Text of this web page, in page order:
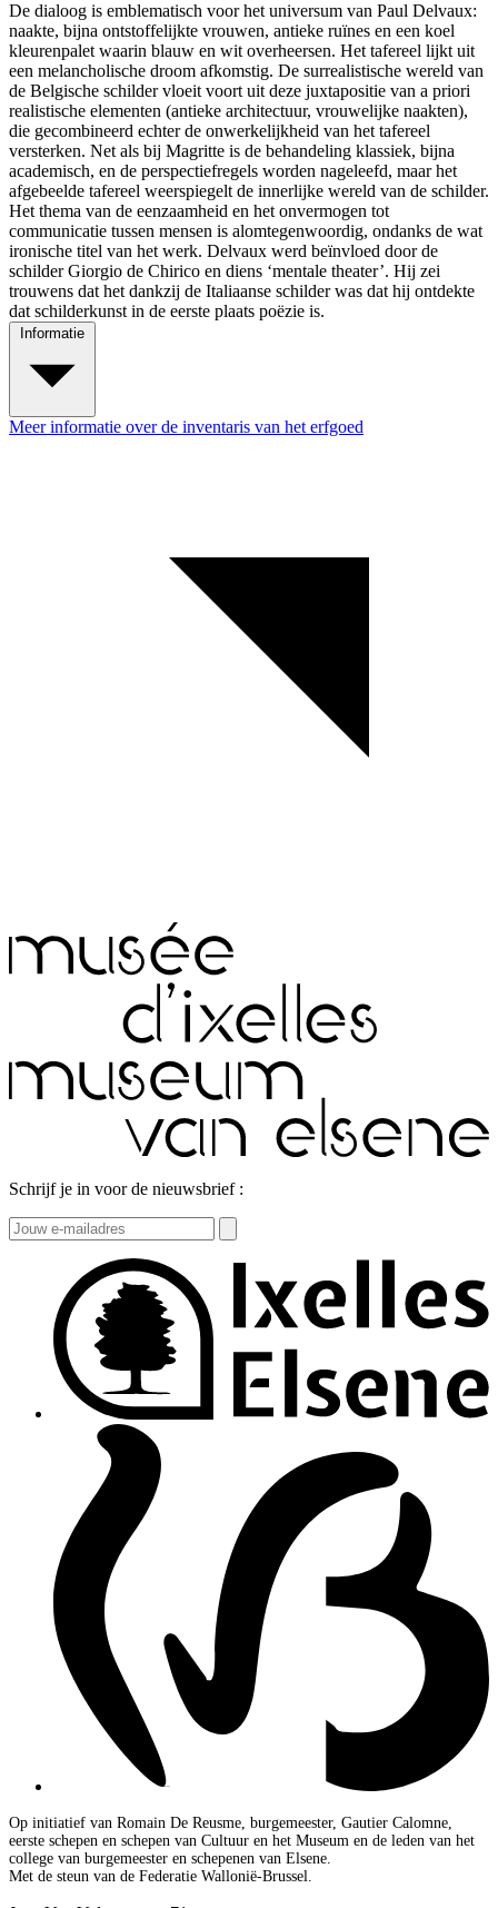
De dialoog is emblematisch voor het universum van Paul Delvaux:
naakte, bijna ontstoffelijkte vrouwen, antieke ruïnes en een koel
kleurenpalet waarin blauw en wit overheersen. Het tafereel lijkt uit
een melancholische droom afkomstig. De surrealistische wereld van
de Belgische schilder vloeit voort uit deze juxtapositie van a priori
realistische elementen (antieke architectuur, vrouwelijke naakten),
die gecombineerd echter de onwerkelijkheid van het tafereel
versterken. Net als bij Magritte is de behandeling klassiek, bijna
academisch, en de perspectiefregels worden nageleefd, maar het
afgebeelde tafereel weerspiegelt de innerlijke wereld van de schilder.
Het thema van de eenzaamheid en het onvermogen tot
communicatie tussen mensen is alomtegenwoordig, ondanks de wat
ironische titel van het werk. Delvaux werd beïnvloed door de
schilder Giorgio de Chirico en diens ‘mentale theater’. Hij zei
trouwens dat het dankzij de Italiaanse schilder was dat hij ontdekte
dat schilderkunst in de eerste plaats poëzie is.
Informatie
Meer informatie over de inventaris van het erfgoed
Schrijf je in voor de nieuwsbrief :
Op initiatief van Romain De Reusme, burgemeester, Gautier Calomne,
eerste schepen en schepen van Cultuur en het Museum en de leden van het
college van burgemeester en schepenen van Elsene.
Met de steun van de Federatie Wallonië-Brussel.